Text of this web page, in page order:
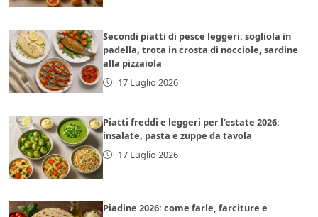
Secondi piatti di pesce leggeri: sogliola in
padella, trota in crosta di nocciole, sardine
alla pizzaiola
17 Luglio 2026
Piatti freddi e leggeri per l’estate 2026:
insalate, pasta e zuppe da tavola
17 Luglio 2026
Piadine 2026: come farle, farciture e